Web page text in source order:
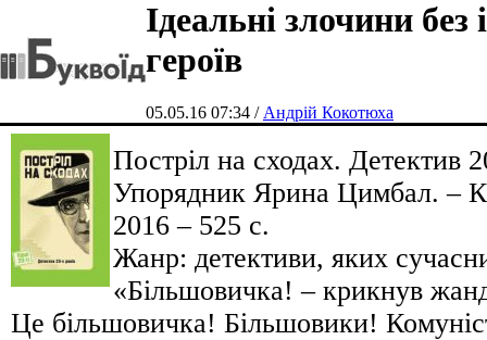
Ідеальні злочини без
героїв
05.05.16 07:34 /Андрій Кокотюха
Постріл на сходах. Детектив
Упорядник Ярина Цимбал. –
2016 – 525 с.
Жанр: детективи, яких
«Більшовичка! – крикнув
Це більшовичка! Більшовики!